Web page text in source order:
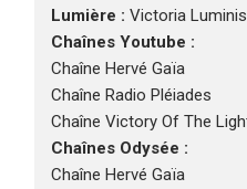
Lumière : Victoria Luminis
Chaînes Youtube :
Chaîne Hervé Gaïa
Chaîne Radio Pléiades
Chaîne Victory Of The
Chaînes Odysée :
Chaîne Hervé Gaïa